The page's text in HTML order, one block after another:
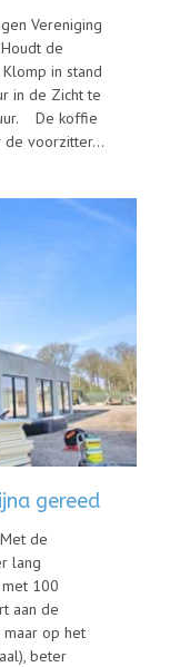
Vereniging
de
in stand
in de Zicht te
De koffie
de voorzitter...
gereed
Met de
lang
100
aan de
op het
beter